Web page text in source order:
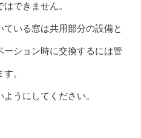
できません。
ている窓は共用部分の設備と
ーション時に交換するには管
。
うにしてください。